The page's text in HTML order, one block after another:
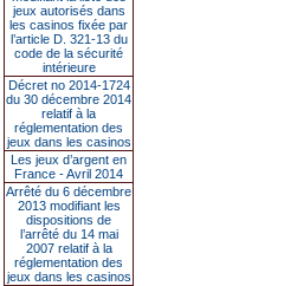
jeux autorisés dans
les casinos fixée par
l’article D. 321-13 du
code de la sécurité
intérieure
Décret no 2014-1724
du 30 décembre 2014
relatif à la
réglementation des
jeux dans les casinos
Les jeux d’argent en
France - Avril 2014
Arrêté du 6 décembre
2013 modifiant les
dispositions de
l’arrêté du 14 mai
2007 relatif à la
réglementation des
jeux dans les casinos